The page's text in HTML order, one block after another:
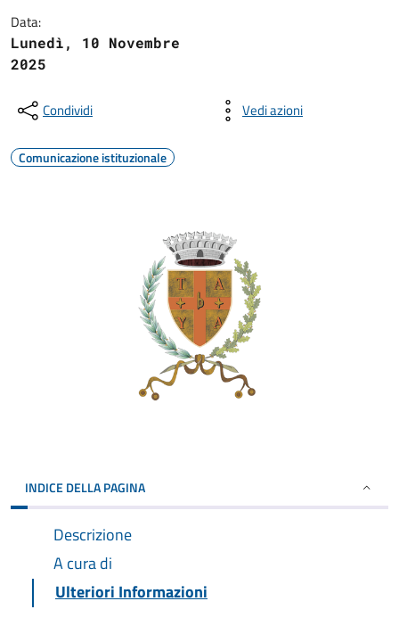
Data:
Lunedì, 10 Novembre
2025
Condividi Vedi azioni
Comunicazione istituzionale
INDICE DELLA PAGINA
Descrizione
A cura di
Ulteriori Informazioni